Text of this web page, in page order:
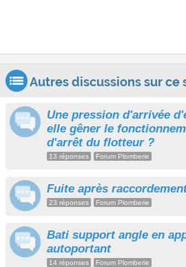
Autres discussions sur ce
Une pression d'arrivée
elle gêner le
d'arrêt du flotteur ?
13 réponses Forum Plomberie
Fuite après
23 réponses Forum Plomberie
Bati support angle en
autoportant
14 réponses Forum Plomberie